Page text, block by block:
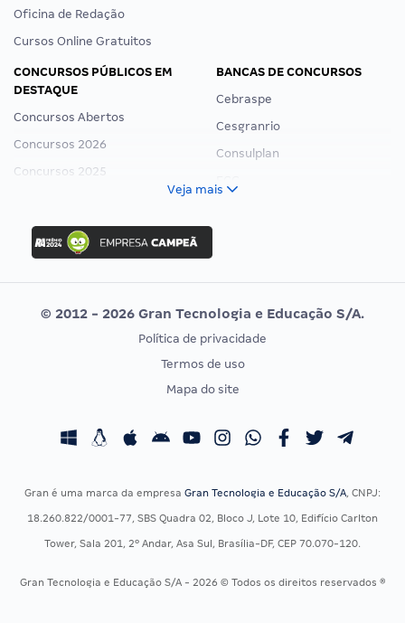
Oficina de Redação
Cursos Online Gratuitos
CONCURSOS PÚBLICOS EM
DESTAQUE
Concursos Abertos
Concursos 2026
Concursos 2025
Concurso Ibama
Concurso MPU
Editais publicados
BANCAS DE CONCURSOS
Cebraspe
Cesgranrio
Consulplan
Vunesp
CONCURSOS POR PROFISSÃO
Concursos Fiscais
Residência Multiprofissional
EXAME DE ORDEM
Calendário OAB
Veja mais
© 2012 - 2026 Gran Tecnologia e Educação S/A.
Política de privacidade
Termos de uso
Mapa do site
Gran é uma marca da empresa Gran Tecnologia e Educação S/A, CNPJ:
18.260.822/0001-77, SBS Quadra 02, Bloco J, Lote 10, Edifício Carlton
Tower, Sala 201, 2º Andar, Asa Sul, Brasília-DF, CEP 70.070-120.
Gran Tecnologia e Educação S/A - 2026 © Todos os direitos reservados ®